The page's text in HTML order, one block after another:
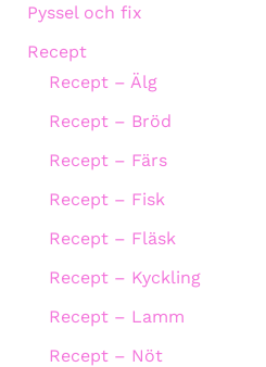
Pyssel och fix
Recept
Recept – Älg
Recept – Bröd
Recept – Färs
Recept – Fisk
Recept – Fläsk
Recept – Kyckling
Recept – Lamm
Recept – Nöt